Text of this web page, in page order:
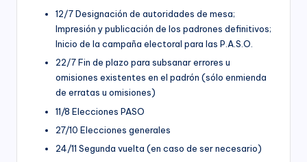
12/7 Designación de autoridades de mesa;
Impresión y publicación de los padrones definitivos;
Inicio de la campaña electoral para las P.A.S.O.
22/7 Fin de plazo para subsanar errores u
omisiones existentes en el padrón (sólo enmienda
de erratas u omisiones)
11/8 Elecciones PASO
27/10 Elecciones generales
24/11 Segunda vuelta (en caso de ser necesario)